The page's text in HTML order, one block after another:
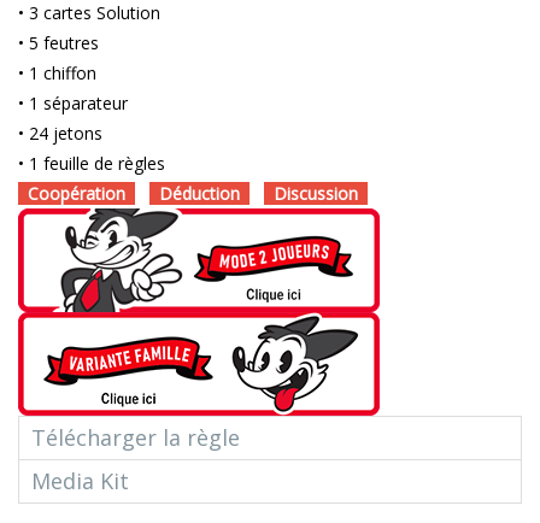
• 3 cartes Solution
• 5 feutres
• 1 chiffon
• 1 séparateur
• 24 jetons
• 1 feuille de règles
Coopération
Déduction Discussion
Télécharger la règle
Media Kit